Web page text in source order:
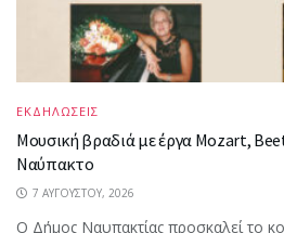
ΕΚΔΗΛΩΣΕΙΣ
Μουσική βραδιά με έργα Mozart,
Ναύπακτο
7 ΑΥΓΟΎΣΤΟΥ, 2026
Ο Δήμος Ναυπακτίας προσκαλεί το